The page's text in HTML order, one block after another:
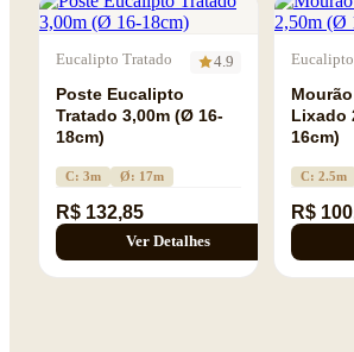
Eucalipto Tratado 4.9
Poste Eucalipto
Tratado 3,00m (Ø 16-
18cm)
C: 3m Ø: 17m
R$ 132,85
Ver Detalhes
Lixado
16cm)
C: 2.5m
R$